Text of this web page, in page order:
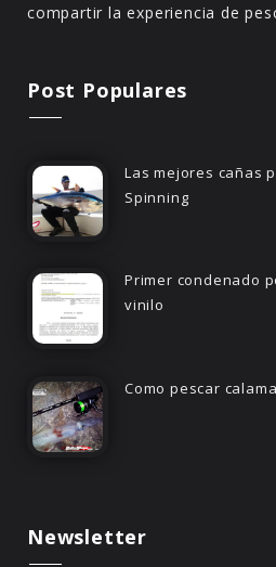
compartir la experiencia de
Post Populares
Las mejores cañas
Spinning
Primer condenado
vinilo
Como pescar
Newsletter